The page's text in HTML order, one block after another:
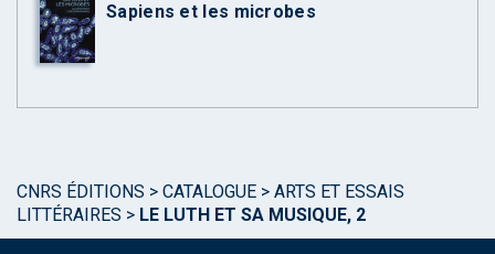
Sapiens et les microbes
CNRS ÉDITIONS > CATALOGUE > ARTS ET ESSAIS
LITTÉRAIRES > LE LUTH ET SA MUSIQUE, 2